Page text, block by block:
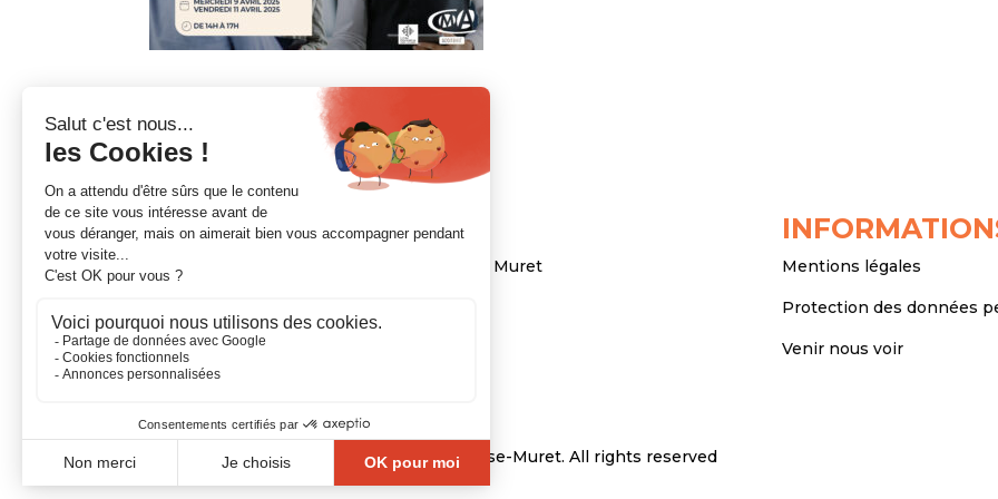
NOUS CONTACTER
21 Chemin de la Pyramide, CS 7002, 31600 Muret
Mail :esm@cm-toulouse.fr
Mentions légales
Protection des données
Venir nous voir
Copyright © 2020. CMA Formation Toulouse-Muret. All rights reserved